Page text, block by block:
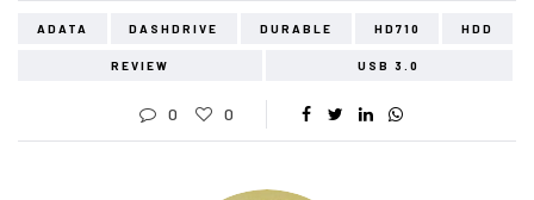
ADATA DASHDRIVE DURABLE HD710 HDD
REVIEW USB 3.0
0 0